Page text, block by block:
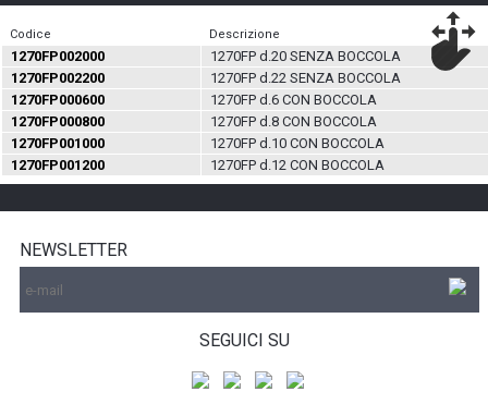
Codice Descrizione
1270FP002000
1270FP d.20 SENZA BOCCOLA
1270FP002200
1270FP d.22 SENZA BOCCOLA
1270FP000600
1270FP d.6 CON BOCCOLA
1270FP000800
1270FP d.8 CON BOCCOLA
1270FP001000
1270FP d.10 CON BOCCOLA
1270FP001200
1270FP d.12 CON BOCCOLA
NEWSLETTER
SEGUICI SU